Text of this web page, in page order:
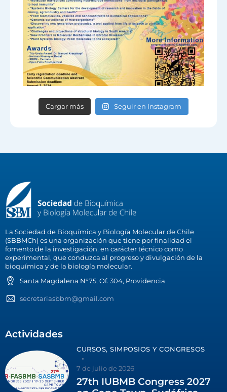
Cargar más Seguir en Instagram
La Sociedad de Bioquímica y Biología Molecular de Chile
(SBBMCh) es una organización que tiene por finalidad el
fomento de la investigación, en carácter técnico como
experimental, que conduzca al progreso y divulgación de la
bioquímica y de la biología molecular.
Santa Magdalena N°75, Of. 304, Providencia
secretariasbbm@gmail.com
Actividades
CURSOS, SIMPOSIOS Y CONGRESOS
7 de julio de 2026
27th IUBMB Congress 2027